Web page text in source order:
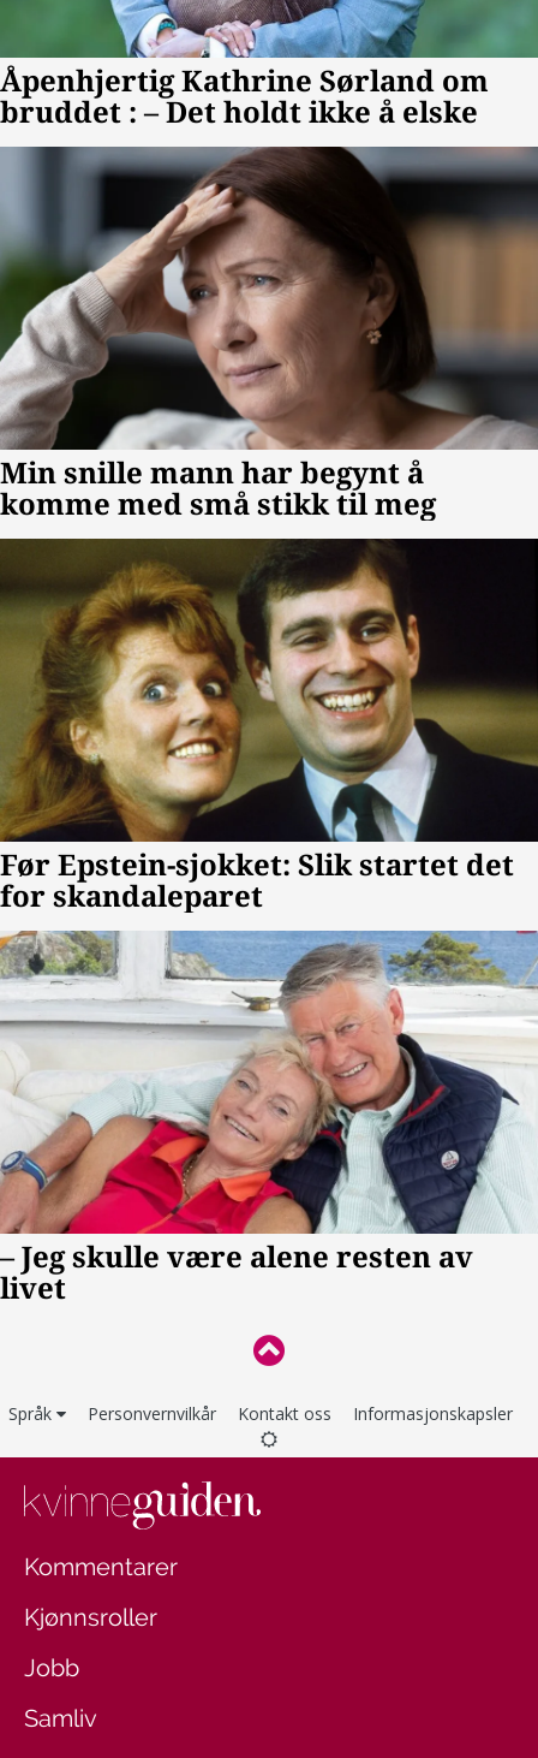
Språk Personvernvilkår Kontakt oss Informasjonskapsler
Kommentarer
Kjønnsroller
Jobb
Samliv